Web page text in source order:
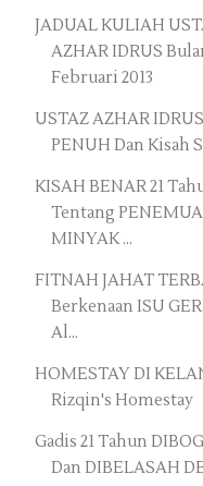
JADUAL KULIAH
AZHAR IDRUS
Februari 2013
USTAZ AZHAR
PENUH Dan Kisah
KISAH BENAR 21
Tentang
MINYAK ...
FITNAH JAHAT
Berkenaan ISU
Al...
HOMESTAY DI
Rizqin's Homestay
Gadis 21 Tahun
Dan DIBELASAH